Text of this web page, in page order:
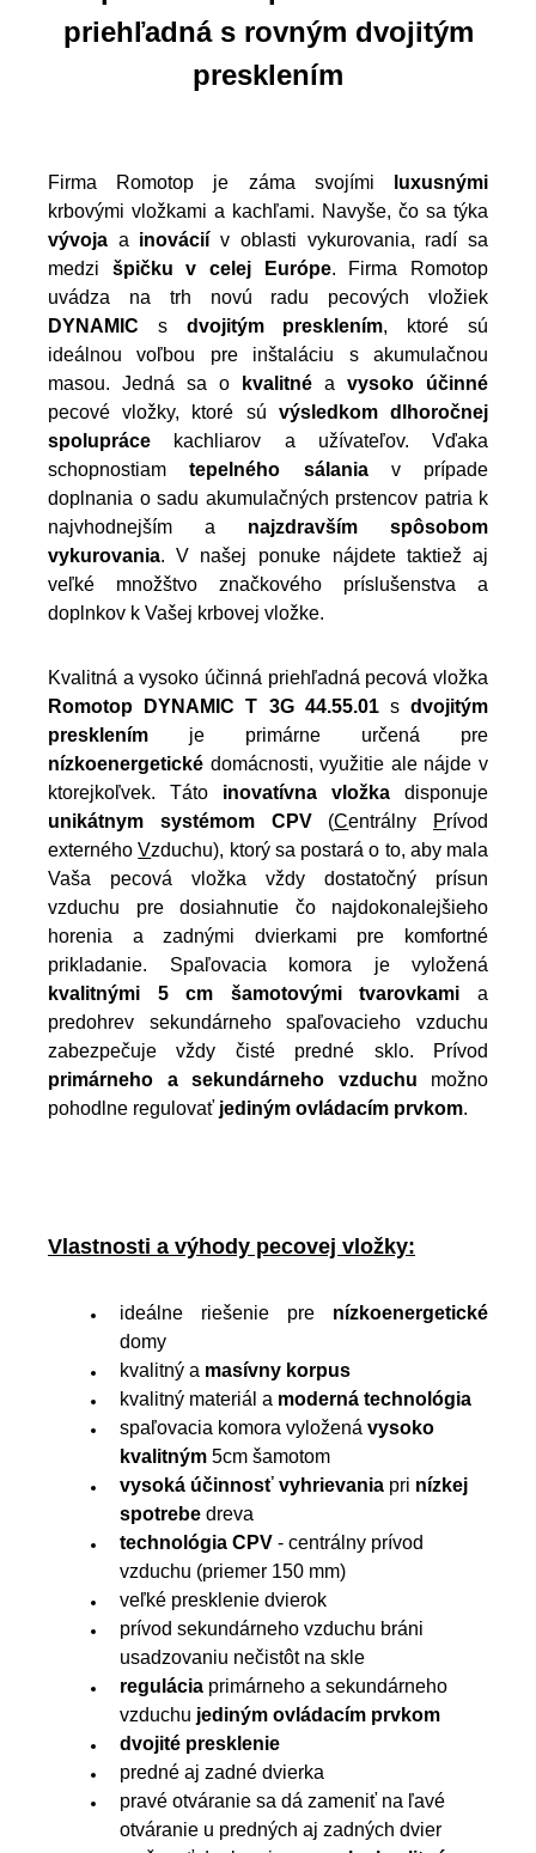
priehľadná s rovným dvojitým
presklením
Firma Romotop je záma svojími
luxusnými
krbovými vložkami a kachľami. Navyše, čo sa týka
vývoja a inováciív oblasti vykurovania, radí sa
medzi špičku v celej Európe. Firma Romotop
uvádza na trh novú radu pecových vložiek
DYNAMIC s dvojitým presklením, ktoré sú
ideálnou voľbou pre inštaláciu s akumulačnou
masou. Jedná sa o
kvalitné a vysoko účinné
pecové vložky, ktoré sú výsledkom dlhoročnej
spolupráce kachliarov a užívateľov. Vďaka
schopnostiamtepelného sálaniav prípade
doplnania o sadu akumulačných prstencov patria k
najvhodnejším a najzdravším spôsobom
vykurovania. V našej ponuke nájdete taktiež aj
veľké množštvo značkového príslušenstva a
doplnkov k Vašej krbovej vložke.
Kvalitná a vysoko účinná priehľadná pecová vložka
Romotop DYNAMIC T 3G 44.55.01sdvojitým
presklením je primárne určená pre
nízkoenergetické domácnosti, využitie ale nájde v
ktorejkoľvek. Táto inovatívna vložka disponuje
unikátnym systémom
CPV (Centrálny Prívod
externéhoVzduchu), ktorý sa postará o to, aby mala
Vaša pecová vložka vždy dostatočný prísun
vzduchu pre dosiahnutie čo najdokonalejšieho
horenia a zadnými dvierkami pre komfortné
prikladanie. Spaľovacia komora je vyložená
kvalitnými 5 cm šamotovými tvarovkami a
predohrev sekundárneho spaľovacieho vzduchu
zabezpečuje vždy čisté predné sklo. Prívod
primárneho a sekundárneho vzduchu možno
pohodlne regulovať jediným ovládacím prvkom.
Vlastnosti a výhody pecovej vložky:
ideálne riešenie pre nízkoenergetické
domy
kvalitný a masívny korpus
kvalitný materiál a moderná technológia
spaľovacia komora vyložená vysoko
kvalitným 5cm šamotom
vysoká účinnosť vyhrievania pri nízkej
spotrebe dreva
technológia CPV - centrálny prívod
vzduchu (priemer 150 mm)
veľké presklenie dvierok
prívod sekundárneho vzduchu bráni
usadzovaniu nečistôt na skle
regulácia primárneho a sekundárneho
vzduchu jediným ovládacím prvkom
dvojité presklenie
predné aj zadné dvierka
pravé otváranie sa dá zameniť na ľavé
otváranie u predných aj zadných dvier